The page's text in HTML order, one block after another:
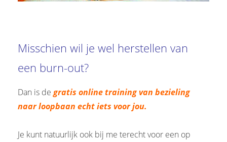
Misschien wil je wel herstellen van
een burn-out?
Dan is de gratis online training van bezieling
naar loopbaan echt iets voor jou.
Je kunt natuurlijk ook bij me terecht voor een op